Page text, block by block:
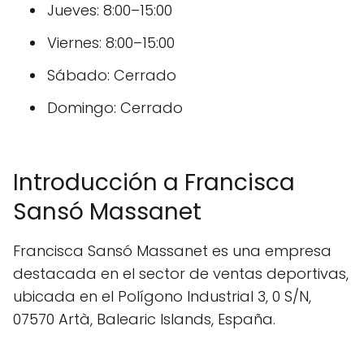
Jueves: 8:00–15:00
Viernes: 8:00–15:00
Sábado: Cerrado
Domingo: Cerrado
Introducción a Francisca
Sansó Massanet
Francisca Sansó Massanet es una empresa
destacada en el sector de ventas deportivas,
ubicada en el Polígono Industrial 3, 0 S/N,
07570 Artà, Balearic Islands, España.